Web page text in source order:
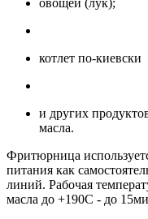
овощей (лук);
котлет по-киевски
и других
масла.
Фритюрница
питания как
линий. Рабочая
масла до +190C - до